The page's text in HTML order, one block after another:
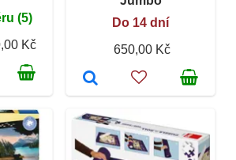
(5)
Kč
Do 14 dní
650,00 Kč